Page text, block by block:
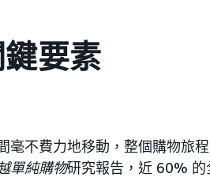
要素
毫不費力地移動，整個購物旅
單純購物研究報告，近 60%